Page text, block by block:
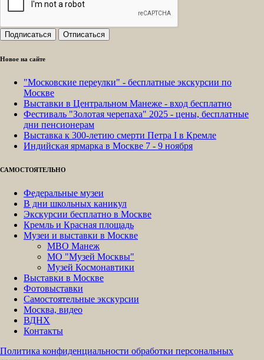
Новое на сайте
"Московские переулки" - бесплатные экскурсии по
Москве
Выставки в Центральном Манеже - вход бесплатно
Фестиваль "Золотая черепаха" 2025 - цены, бесплатные
дни пенсионерам
Выставка к 300-летию смерти Петра I в Кремле
Индийская ярмарка в Москве 7 - 9 ноября
САМОСТОЯТЕЛЬНО
Федеральные музеи
В дни школьных каникул
Экскурсии бесплатно в Москве
Кремль и Красная площадь
Музеи и выставки в Москве
МВО Манеж
МО "Музей Москвы"
Музей Космонавтики
Выставки в Москве
Фотовыставки
Самостоятельные экскурсии
Москва, видео
ВДНХ
Контакты
Политика конфиденциальности обработки персональных